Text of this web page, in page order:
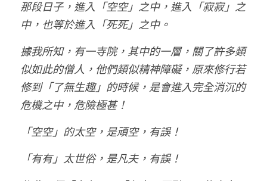
那段日子，進入「空空」之中，進入「寂寂」之
中，也等於進入「死死」之中。
據我所知，有一寺院，其中的一層，關了許多類
似如此的僧人，他們類似精神障礙，原來修行若
修到「了無生趣」的時候，是會進入完全消沉的
危機之中，危險極甚！
「空空」的太空，是頑空，有誤！
「有有」太世俗，是凡夫，有誤！